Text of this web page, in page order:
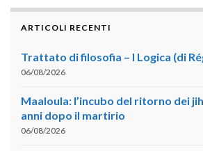
ARTICOLI RECENTI
Trattato di filosofia – I Logica (di
06/08/2026
Maaloula: l’incubo del ritorno dei
anni dopo il martirio
06/08/2026